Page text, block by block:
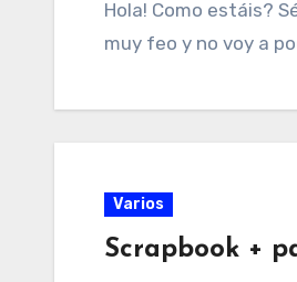
Hola! Como estáis?
muy feo y no voy a
Varios
Scrapbook +